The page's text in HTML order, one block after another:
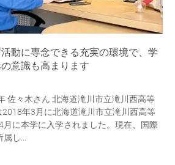
動に専念できる充実の環境で、学
意識も高まります
佐々木さん 北海道滝川市立滝川西高等
年3月に北海道滝川市立滝川西高等
に本学に入学されました。現在、国際
し...